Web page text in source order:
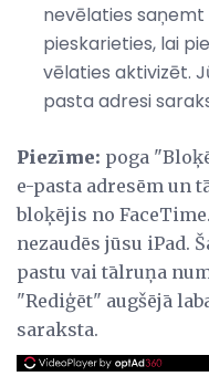
nevēlaties saņemt
pieskarieties, lai
vēlaties aktivizēt.
pasta adresi
Piezīme: poga
e-pasta adresēm un
bloķējis no
nezaudēs jūsu iPad.
pastu vai tālruņa
"Rediģēt" augšējā
saraksta.